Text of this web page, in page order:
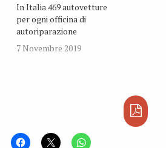
In Italia 469 autovetture
per ogni officina di
autoriparazione
7 Novembre 2019